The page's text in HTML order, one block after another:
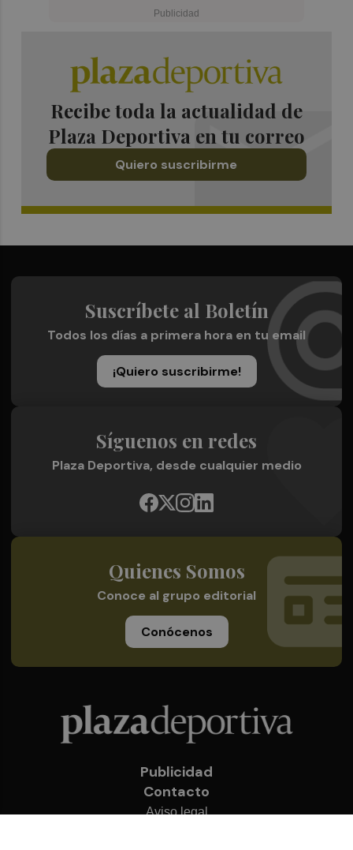
Recibe toda la actualidad de
Plaza Deportiva en tu correo
Quiero suscribirme
Suscríbete al Boletín
Todos los días a primera hora en tu email
¡Quiero suscribirme!
Síguenos en redes
Plaza Deportiva, desde cualquier medio
Quienes Somos
Conoce al grupo editorial
Conócenos
Publicidad
Contacto
Aviso legal